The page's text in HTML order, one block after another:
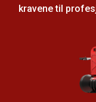
kravene til